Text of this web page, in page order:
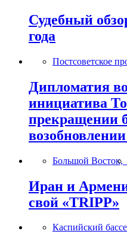
Судебный
года
Постсоветское
Дипломатия
инициатива
прекращении
Большой Восток,
Иран и
свой «TRIPP»
Каспийский